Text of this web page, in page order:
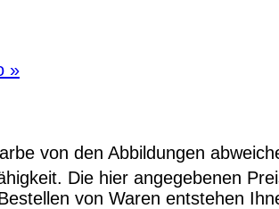
»
von den Abbildungen
Die hier angegebenen
von Waren entstehen